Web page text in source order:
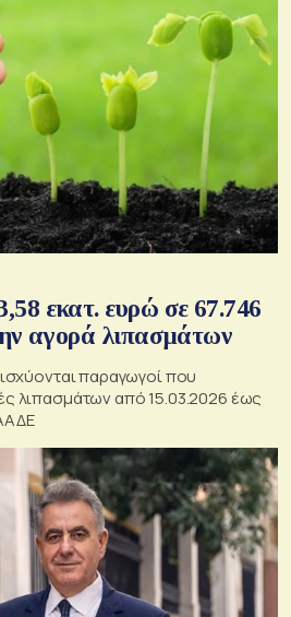
εκατ. ευρώ σε 67.746
αγορά λιπασμάτων
παραγωγοί που
λιπασμάτων από 15.03.2026 έως